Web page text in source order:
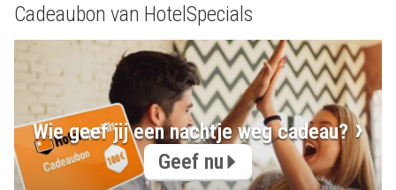
Cadeaubon van HotelSpecials
Wie geef jij een nachtje weg cadeau?
Geef nu